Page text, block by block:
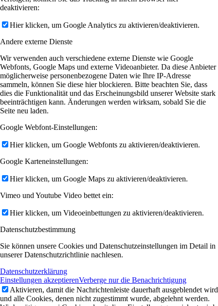
deaktivieren:
Hier klicken, um Google Analytics zu aktivieren/deaktivieren.
Andere externe Dienste
Wir verwenden auch verschiedene externe Dienste wie Google
Webfonts, Google Maps und externe Videoanbieter. Da diese Anbieter
möglicherweise personenbezogene Daten wie Ihre IP-Adresse
sammeln, können Sie diese hier blockieren. Bitte beachten Sie, dass
dies die Funktionalität und das Erscheinungsbild unserer Website stark
beeinträchtigen kann. Änderungen werden wirksam, sobald Sie die
Seite neu laden.
Google Webfont-Einstellungen:
Hier klicken, um Google Webfonts zu aktivieren/deaktivieren.
Google Karteneinstellungen:
Hier klicken, um Google Maps zu aktivieren/deaktivieren.
Vimeo und Youtube Video bettet ein:
Hier klicken, um Videoeinbettungen zu aktivieren/deaktivieren.
Datenschutzbestimmung
Sie können unsere Cookies und Datenschutzeinstellungen im Detail in
unserer Datenschutzrichtlinie nachlesen.
Datenschutzerklärung
Einstellungen akzeptierenVerberge nur die Benachrichtigung
Aktivieren, damit die Nachrichtenleiste dauerhaft ausgeblendet wird
und alle Cookies, denen nicht zugestimmt wurde, abgelehnt werden.